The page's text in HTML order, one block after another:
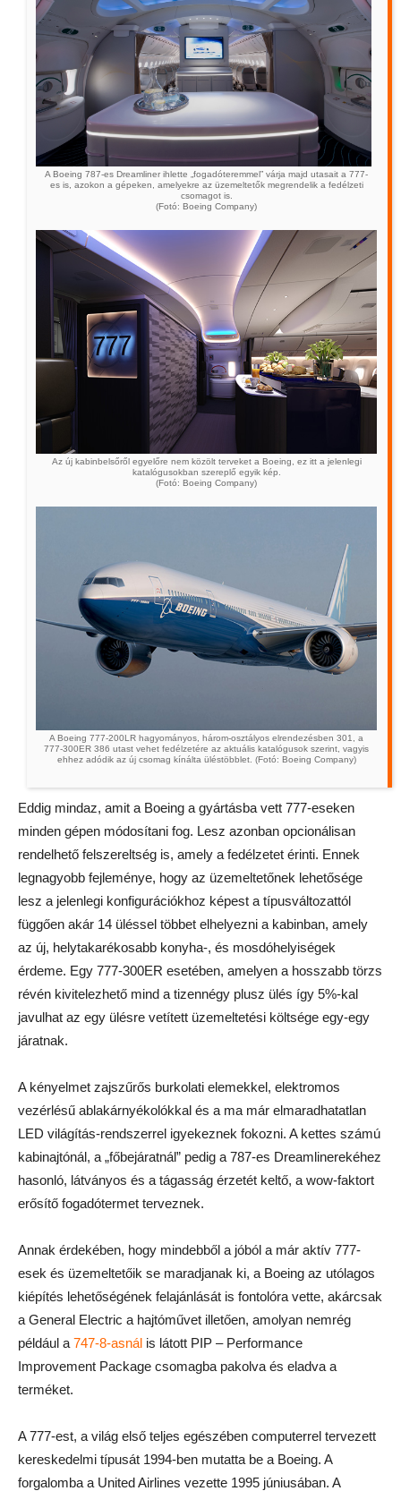
A Boeing 787-es Dreamliner ihlette „fogadóteremmel” várja majd utasait a 777-
es is, azokon a gépeken, amelyekre az üzemeltetők megrendelik a fedélzeti
csomagot is.
(Fotó: Boeing Company)
Az új kabinbelsőről egyelőre nem közölt terveket a Boeing, ez itt a jelenlegi
katalógusokban szereplő egyik kép.
(Fotó: Boeing Company)
A Boeing 777-200LR hagyományos, három-osztályos elrendezésben 301, a
777-300ER 386 utast vehet fedélzetére az aktuális katalógusok szerint, vagyis
ehhez adódik az új csomag kínálta üléstöbblet. (Fotó: Boeing Company)
Eddig mindaz, amit a Boeing a gyártásba vett 777-eseken
minden gépen módosítani fog. Lesz azonban opcionálisan
rendelhető felszereltség is, amely a fedélzetet érinti. Ennek
legnagyobb fejleménye, hogy az üzemeltetőnek lehetősége
lesz a jelenlegi konfigurációkhoz képest a típusváltozattól
függően akár 14 üléssel többet elhelyezni a kabinban, amely
az új, helytakarékosabb konyha-, és mosdóhelyiségek
érdeme. Egy 777-300ER esetében, amelyen a hosszabb törzs
révén kivitelezhető mind a tizennégy plusz ülés így 5%-kal
javulhat az egy ülésre vetített üzemeltetési költsége egy-egy
járatnak.
A kényelmet zajszűrős burkolati elemekkel, elektromos
vezérlésű ablakárnyékolókkal és a ma már elmaradhatatlan
LED világítás-rendszerrel igyekeznek fokozni. A kettes számú
kabinajtónál, a „főbejáratnál” pedig a 787-es Dreamlinerekéhez
hasonló, látványos és a tágasság érzetét keltő, a wow-faktort
erősítő fogadótermet terveznek.
Annak érdekében, hogy mindebből a jóból a már aktív 777-
esek és üzemeltetőik se maradjanak ki, a Boeing az utólagos
kiépítés lehetőségének felajánlását is fontolóra vette, akárcsak
a General Electric a hajtóművet illetően, amolyan nemrég
például a 747-8-asnál is látott PIP – Performance
Improvement Package csomagba pakolva és eladva a
terméket.
A 777-est, a világ első teljes egészében computerrel tervezett
kereskedelmi típusát 1994-ben mutatta be a Boeing. A
forgalomba a United Airlines vezette 1995 júniusában. A